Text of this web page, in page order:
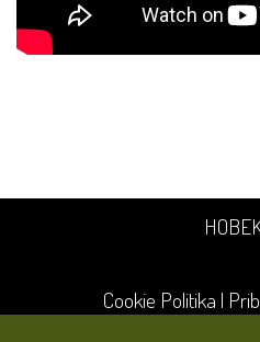
Cookie Politika |